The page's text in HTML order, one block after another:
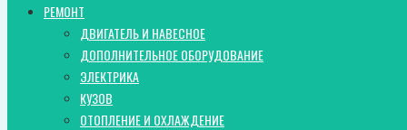
РЕМОНТ
ДВИГАТЕЛЬ И НАВЕСНОЕ
ДОПОЛНИТЕЛЬНОЕ ОБОРУДОВАНИЕ
ЭЛЕКТРИКА
КУЗОВ
ОТОПЛЕНИЕ И ОХЛАЖДЕНИЕ